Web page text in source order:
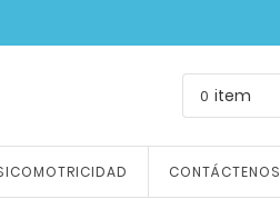
0 item
CONTÁCTENOS